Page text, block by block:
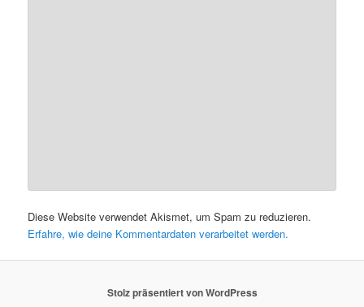
Diese Website verwendet Akismet, um Spam zu reduzieren.
Erfahre, wie deine Kommentardaten verarbeitet werden.
Stolz präsentiert von WordPress